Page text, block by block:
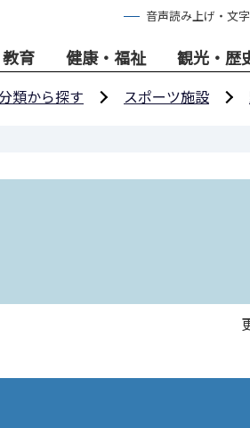
音声読み上げ・文
育 健康・福祉 観光・歴
類から探す スポーツ施設